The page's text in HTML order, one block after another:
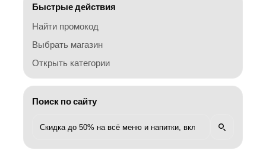
Быстрые действия
Найти промокод
Выбрать магазин
Открыть категории
Поиск по сайту